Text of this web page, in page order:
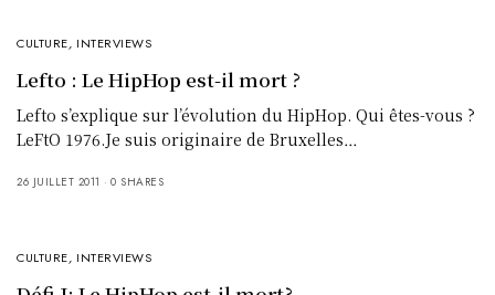
CULTURE, INTERVIEWS
Lefto : Le HipHop est-il mort ?
Lefto s’explique sur l’évolution du HipHop. Qui êtes-vous ?
LeFtO 1976.Je suis originaire de Bruxelles…
26 JUILLET 2011 0 SHARES
CULTURE, INTERVIEWS